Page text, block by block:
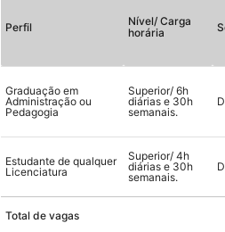
Perfil
Nível/ Carga
horária
Graduação em
Administração ou
Pedagogia
Superior/ 6h
diárias e 30h
semanais.
Estudante de qualquer
Licenciatura
Superior/ 4h
diárias e 30h
semanais.
Total de vagas